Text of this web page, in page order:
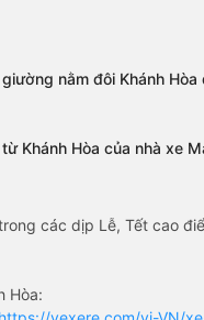
nằm đôi Khánh Hòa
Khánh Hòa của nhà xe
các dịp Lễ, Tết cao
Hòa: